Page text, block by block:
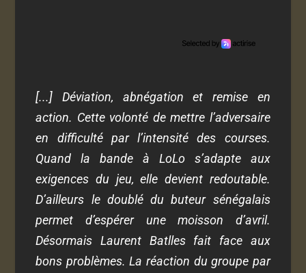
[...] Déviation, abnégation et remise en
action. Cette volonté de mettre l’adversaire
en difficulté par l’intensité des courses.
Quand la bande à LoLo s’adapte aux
exigences du jeu, elle devient redoutable.
D’ailleurs le doublé du buteur sénégalais
permet d’espérer une moisson d’avril.
Désormais Laurent Batlles fait face aux
bons problèmes. La réaction du groupe par